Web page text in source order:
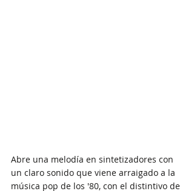
Abre una melodía en sintetizadores con
un claro sonido que viene arraigado a la
música pop de los '80, con el distintivo de